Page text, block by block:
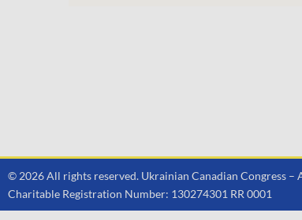
© 2026 All rights reserved. Ukrainian Canadian
Charitable Registration Number: 130274301 RR 0001